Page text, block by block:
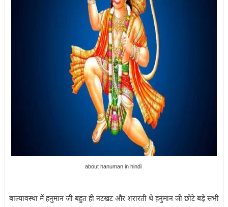
about hanuman in hindi
बाल्यावस्था में हनुमान जी बहुत ही नटखट और शरारती थे हनुमान जी छोटे बड़े सभी